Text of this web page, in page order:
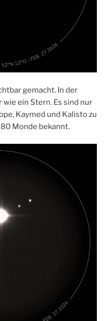
gemacht. In der
ein Stern. Es sind nur
Kaymed und Kalisto zu
Monde bekannt.